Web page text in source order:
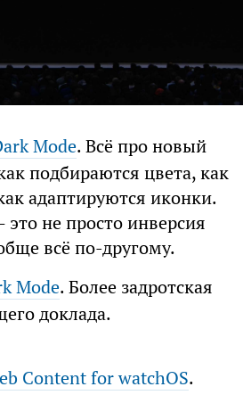
Mode. Всё про новый
подбираются цвета, как
адаптируются иконки.
не просто инверсия
всё по-другому.
Mode. Более задротская
доклада.
Content for watchOS.